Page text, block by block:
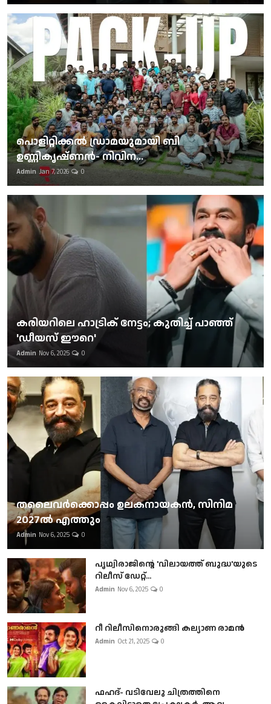
പൊളിറ്റിക്കല്‍ ഡ്രാമയുമായി ബി
ഉണ്ണികൃഷ്ണന്‍- നിവിന...
Admin Jan 7, 2026 0
കരിയറിലെ ഹാട്രിക് നേട്ടം; കുതിച്ച് പാഞ്ഞ്
'ഡീയസ് ഈറെ'
Admin Nov 6, 2025 0
തലൈവര്‍ക്കൊപ്പം ഉലകനായകന്‍, സിനിമ
2027ല്‍ എത്തും
Admin Nov 6, 2025 0
പൃഥ്വിരാജിന്റെ 'വിലായത്ത് ബുദ്ധ'യുടെ
റിലീസ് ഡേറ്റ്...
Admin Nov 6, 2025 0
റീ റിലീസിനൊരുങ്ങി കല്യാണ രാമൻ
Admin Oct 21, 2025 0
ഫഹദ്- വടിവേലു ചിത്രത്തിനെ